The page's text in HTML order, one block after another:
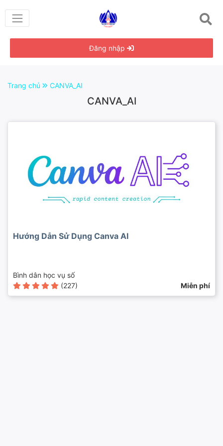
Đăng nhập
Trang chủ CANVA_AI
CANVA_AI
Hướng Dẫn Sử Dụng Canva AI
Bình dân học vụ số
(227)
Miễn phí